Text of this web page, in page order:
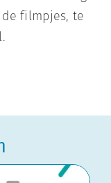
filmpjes, te